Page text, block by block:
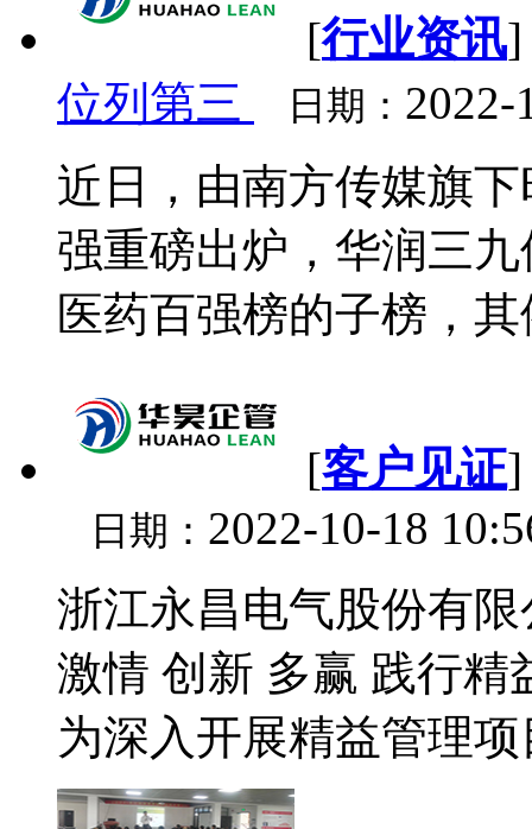
[行业资讯
位列第三
日期： 2022-
近日，由南方传媒旗
强重磅出炉，华润三
医药百强榜的子榜，
[客户见证
日期： 2022-10-18
浙江永昌电气股份有
激情 创新 多赢 践行
为深入开展精益管理